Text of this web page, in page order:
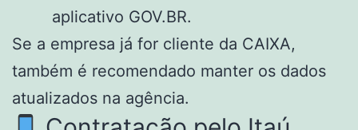
aplicativo GOV.BR.
Se a empresa já for cliente da CAIXA,
também é recomendado manter os dados
atualizados na agência.